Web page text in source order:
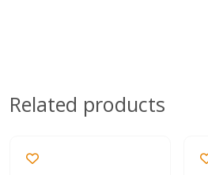
Related products